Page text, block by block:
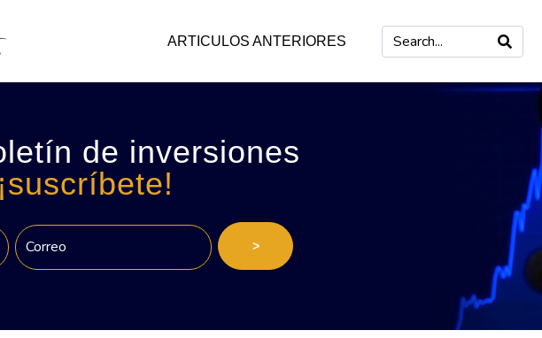
ARTICULOS ANTERIORES
de inversiones
¡suscríbete!
>